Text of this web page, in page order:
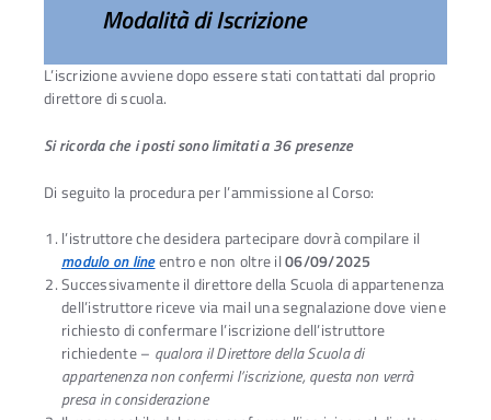
Modalità di Iscrizione
L’iscrizione avviene dopo essere stati contattati dal proprio
direttore di scuola.
Si ricorda che i posti sono limitati a 36 presenze
Di seguito la procedura per l’ammissione al Corso:
l’istruttore che desidera partecipare dovrà compilare il
modulo on lineentro e non oltre il06/09/2025
Successivamente il direttore della Scuola di appartenenza
dell’istruttore riceve via mail una segnalazione dove viene
richiesto di confermare l’iscrizione dell’istruttore
richiedente – qualora il Direttore della Scuola di
appartenenza non confermi l’iscrizione, questa non verrà
presa in considerazione